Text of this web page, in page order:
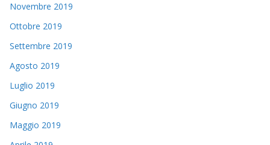
Novembre 2019
Ottobre 2019
Settembre 2019
Agosto 2019
Luglio 2019
Giugno 2019
Maggio 2019